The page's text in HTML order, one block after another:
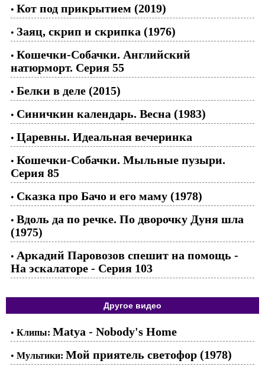
• Кот под прикрытием (2019)
• Заяц, скрип и скрипка (1976)
• Кошечки-Собачки. Английский
натюрморт. Серия 55
• Белки в деле (2015)
• Синичкин календарь. Весна (1983)
• Царевны. Идеальная вечеринка
• Кошечки-Собачки. Мыльные пузыри.
Серия 85
• Сказка про Бачо и его маму (1978)
• Вдоль да по речке. По дворочку Дуня шла
(1975)
• Аркадий Паровозов спешит на помощь -
На эскалаторе - Серия 103
Другое видео
• Клипы: Matya - Nobody's Home
• Мультики: Мой приятель светофор (1978)